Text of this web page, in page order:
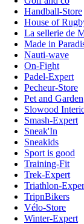
Handball-Store
House of
La sellerie de
Made in
Nauti-wave
On-Fight
Padel-Expert
Pecheur-Store
Pet and Garden
Slowood
Smash-Expert
Sneak'In
Sneakids
Sport is good
Training-Fit
Trek-Expert
Triathlon-
TripnBikers
Vélo-Store
Winter-Expert